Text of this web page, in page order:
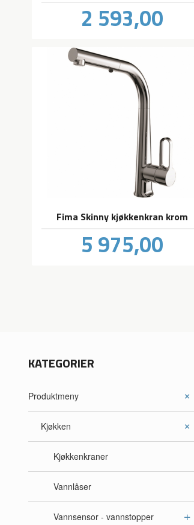
Pris
2 593,00inkl.
mva.
Fima Skinny kjøkkenkran krom
Pris
5 975,00inkl.
mva.
KATEGORIER
Produktmeny
Kjøkken
Kjøkkenkraner
Vannlåser
Vannsensor - vannstopper